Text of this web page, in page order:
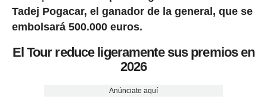
Tadej Pogacar, el ganador de la general, que se
embolsará 500.000 euros.
El Tour reduce ligeramente sus premios en
2026
Anúnciate aquí